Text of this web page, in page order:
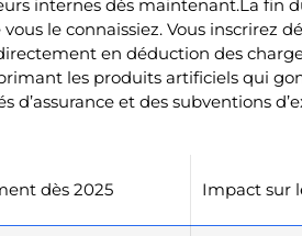
internes dès maintenant.La fin
le connaissiez. Vous inscrirez
en déduction des
les produits artificiels qui
d’assurance et des subventions
dès 2025 Impact sur